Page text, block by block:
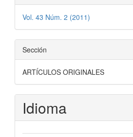
Vol. 43 Núm. 2 (2011)
Sección
ARTÍCULOS ORIGINALES
Idioma